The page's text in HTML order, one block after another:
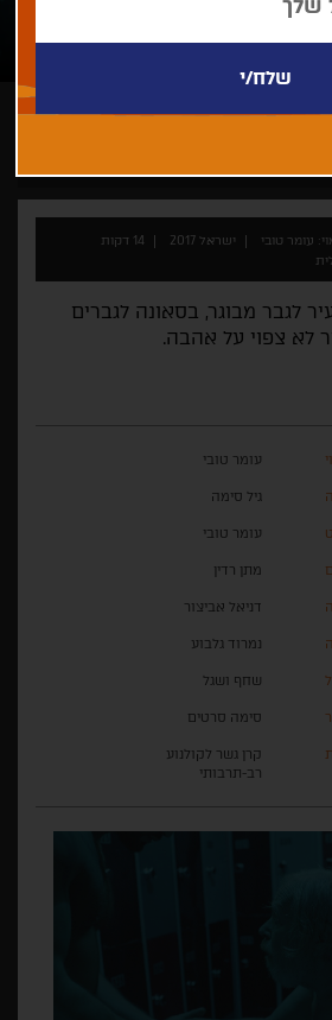
עומר טובי ישראל 2017
14 דקות
לגבר מבוגר, בסאונה לגברים
לא צפוי על אהבה.
עומר טובי
גיל סימה
עומר טובי
מתן רדין
דניאל אביצור
נמרוד גלבוע
שחף ושגל
סימה סרטים
קרן גשר לקולנוע
רב-תרבותי